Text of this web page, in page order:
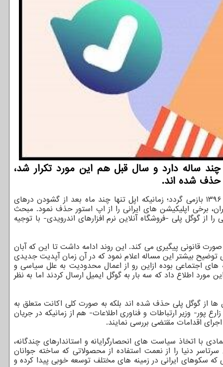
ساله دارد و سال قبل هم این مورد تکرار شد،
حذف شده اند.
های آنلاین آمریکایی با اپلیکیشن های ایرانی به سال ۱۳۹۶ بازمی گردد؛ زمانیکه اپل تنها چند ماه بعد از گشودن درهای
وقت آمریکا برای تحریم ضد ایران، برخی اپلیکیشن های ایرانی را از اپ استور حذف نمود. مبحث
گوگل پلی -فروشگاه آنلاین نرم افزارهای اندرویدی- با توجیه
صورت قانونی پیگیری می کند. این روند ادامه داشت تا این که آبان
توضیح بیشتر این مساله اعلام نمود که در آن زمان آپدیت جدیدی
اجتماعی بوده ازاین رو از اعمال محدودیت به علل سیاسی و
اطلاع داد که سه بار به گوگل ایمیل ارسال کردند اما به نظر
ها از گوگل پلی حذف شده اند بلکه به صورت کلی اکانت متعلق به
وزیر ارتباطات و فناوری اطلاعات- هم از زمانیکه در جریان
اقدامات مقتضی بررسی نمایند.
با اتخاذ سیاست های انحصارگرایانه و استاندارهای چندگانه،
دنیا را از نعمت استفاده از محصولاتی که ساخته جوانان
سکوهای ایرانی در زمینه های مختلف توسعه خوبی پیدا کرده و